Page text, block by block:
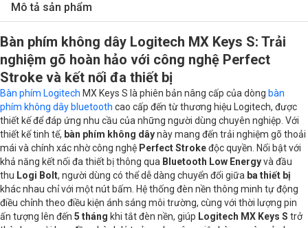
Loại bàn phím Bàn phím thường
Nhu cầu Văn phòng
Cấu hình chi tiết
Đèn Không led
Phím chức năng Có
Mô tả sản phẩm
Bàn phím không dây Logitech MX Keys S: Trải
nghiệm gõ hoàn hảo với công nghệ Perfect
Stroke và kết nối đa thiết bị
Bàn phím Logitech MX Keys S là phiên bản nâng cấp của dòng bàn
phím không dây bluetooth cao cấp đến từ thương hiệu Logitech, được
thiết kế để đáp ứng nhu cầu của những người dùng chuyên nghiệp. Với
thiết kế tinh tế, bàn phím không dâynày mang đến trải nghiệm gõ thoải
mái và chính xác nhờ công nghệ Perfect Strokeđộc quyền. Nổi bật với
khả năng kết nối đa thiết bị thông qua Bluetooth Low Energyvà đầu
thu Logi Bolt, người dùng có thể dễ dàng chuyển đổi giữa ba thiết bị
khác nhau chỉ với một nút bấm. Hệ thống đèn nền thông minh tự động
điều chỉnh theo điều kiện ánh sáng môi trường, cùng với thời lượng pin
ấn tượng lên đến 5 tháng khi tắt đèn nền, giúp Logitech MX Keys S trở